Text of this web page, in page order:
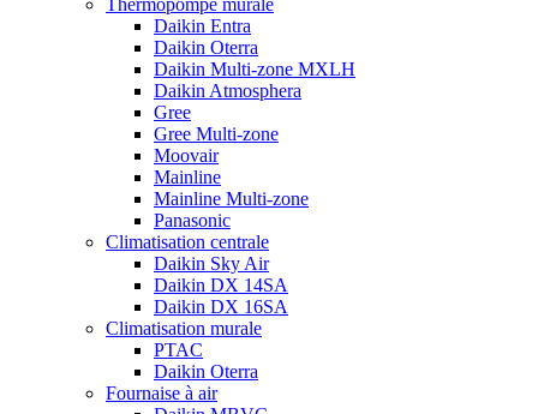
Thermopompe murale
Daikin Entra
Daikin Oterra
Daikin Multi-zone MXLH
Daikin Atmosphera
Gree
Gree Multi-zone
Moovair
Mainline
Mainline Multi-zone
Panasonic
Climatisation centrale
Daikin Sky Air
Daikin DX 14SA
Daikin DX 16SA
Climatisation murale
PTAC
Daikin Oterra
Fournaise à air